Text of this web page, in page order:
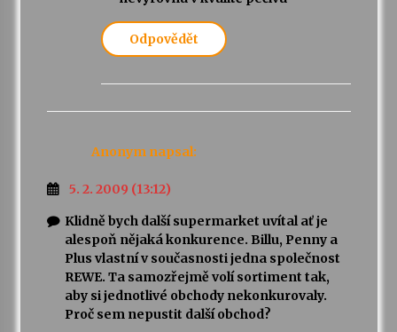
Odpovědět
Anonym napsal:
5. 2. 2009 (13:12)
Klidně bych další supermarket uvítal ať je
alespoň nějaká konkurence. Billu, Penny a
Plus vlastní v současnosti jedna společnost
REWE. Ta samozřejmě volí sortiment tak,
aby si jednotlivé obchody nekonkurovaly.
Proč sem nepustit další obchod?